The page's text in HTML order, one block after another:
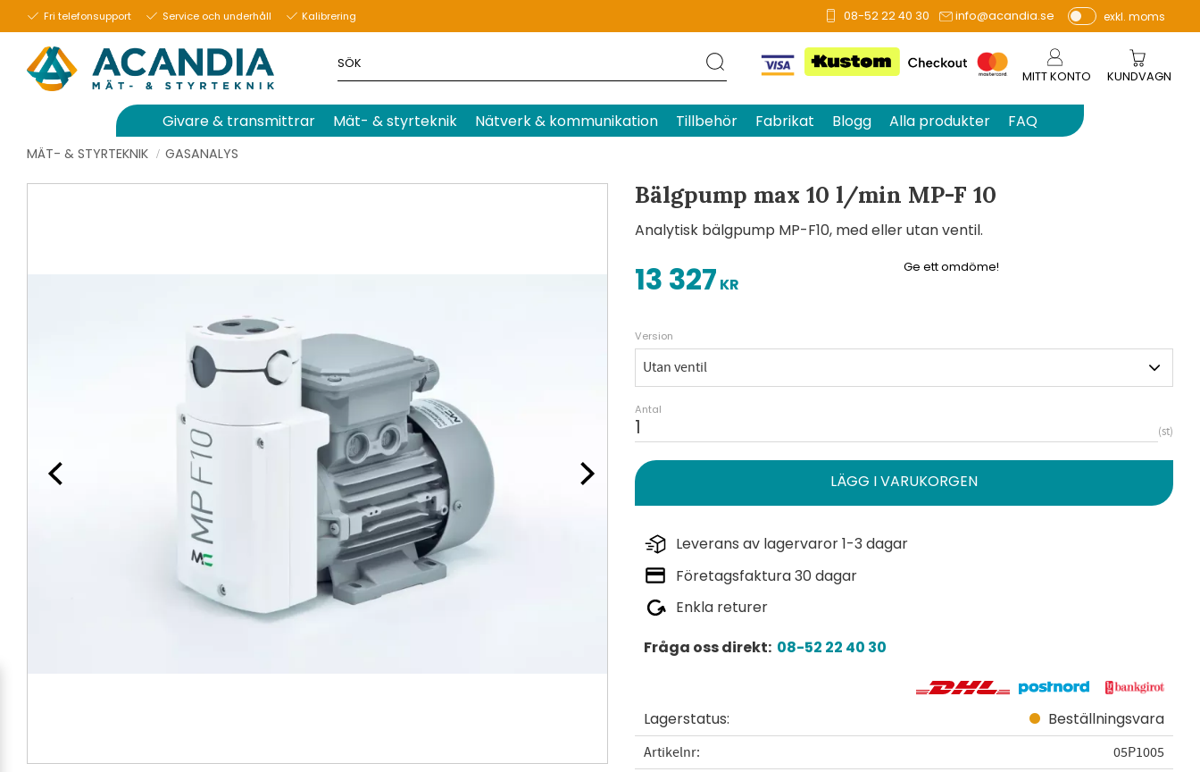
Fri telefonsupport Service och underhåll Kalibrering 08-52 22 40 30 info@acandia.se
P
e
r
vi
exkl. moms
MITT KONTO KUNDVAGN
Givare & transmittrar Mät- & styrteknik Nätverk & kommunikation Tillbehör Fabrikat Blogg Alla produkter FAQ
MÄT- & STYRTEKNIK GASANALYS
Bälgpump max 10 l/min MP-F 10
​Analytisk bälgpump MP-F10, med eller utan ventil.
13 327 KR
Version
Antal
st
Leverans av lagervaror 1-3 dagar
Företagsfaktura 30 dagar
Enkla returer
Fråga oss direkt: 08-52 22 40 30
Lagerstatus Beställningsvara
Artikelnr
05P1005
Ge ett omdöme!
Baserat på 0 betyg.